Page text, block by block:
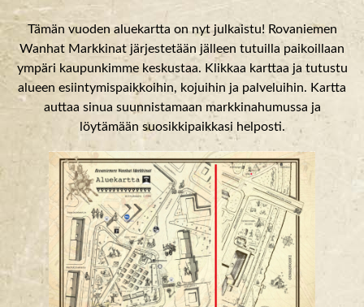
Tämän vuoden aluekartta on nyt julkaistu! Rovaniemen
Wanhat Markkinat järjestetään jälleen tutuilla paikoillaan
ympäri kaupunkimme keskustaa. Klikkaa karttaa ja tutustu
alueen esiintymispaikkoihin, kojuihin ja palveluihin. Kartta
auttaa sinua suunnistamaan markkinahumussa ja
löytämään suosikkipaikkasi helposti.